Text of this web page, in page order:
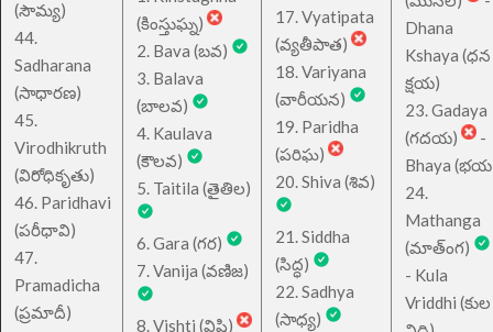
(సౌమ్య)
44.
Sadharana
(సాధారణ)
45.
Virodhikruth
(విరోధికృతు)
46. Paridhavi
(పరీధావి)
47.
Pramadicha
(ప్రమాదీ)
(కింస్తుఘ్న)
2. Bava (బవ)
3. Balava
(బాలవ)
4. Kaulava
(కౌలవ)
5. Taitila (తైతిల)
6. Gara (గర)
7. Vanija (వణిజ)
8. Vishti (విష్టి)
17. Vyatipata
(వ్యతీపాత)
18. Variyana
(వారీయన)
19. Paridha
(పరిఘ)
20. Shiva (శివ)
21. Siddha
(సిద్ధ)
22. Sadhya
(సాధ్య)
Dhana
Kshaya (ధన
క్షయ)
23. Gadaya
(గదయ)
-
Bhaya
24.
Mathanga
(మాత్ంగ)
- Kula
Vriddhi (కుల